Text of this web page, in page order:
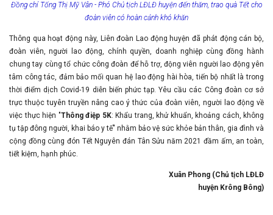
Đồng chí Tống Thị Mỹ Vân - Phó Chủ tịch LĐLĐ huyện đến thăm, trao quà Tết cho
đoàn viên có hoàn cảnh khó khăn
Thông qua hoạt động này, Liên đoàn Lao động huyện đã phát động cán bộ,
đoàn viên, người lao động, chính quyền, doanh nghiệp cùng đồng hành
chung tay cùng tổ chức công đoàn để hỗ trợ, động viên người lao động yên
tâm công tác, đảm bảo mối quan hệ lao động hài hòa, tiến bộ nhất là trong
thời điểm dịch Covid-19 diễn biến phức tạp. Yêu cầu các Công đoàn cơ sở
trực thuộc tuyên truyền nâng cao ý thức của đoàn viên, người lao động về
việc thực hiện "Thông điệp 5K: Khẩu trang, khử khuẩn, khoảng cách, không
tụ tập đông người, khai báo y tế" nhằm bảo vệ sức khỏe bản thân, gia đình và
cộng đồng cùng đón Tết Nguyên đán Tân Sửu năm 2021 đầm ấm, an toàn,
tiết kiệm, hạnh phúc.
Xuân Phong (Chủ tịch LĐLĐ
huyện Krông Bông)